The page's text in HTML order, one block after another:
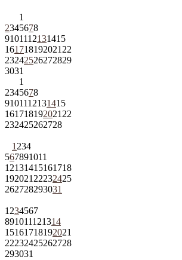
1
2345678
9101112131415
161718192021 22
23242526272829
3031
1
2345678
9101112131415
161718192021 22
232425262728
1 234
567891011
12131415161718
192021 22232425
262728293031
1 234567
891011121314
15161718192021
22232425262728
293031